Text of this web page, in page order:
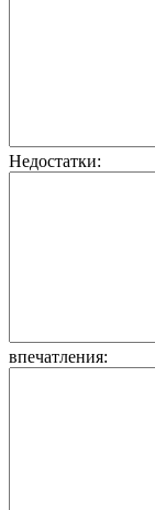
Недостатки:
впечатления: